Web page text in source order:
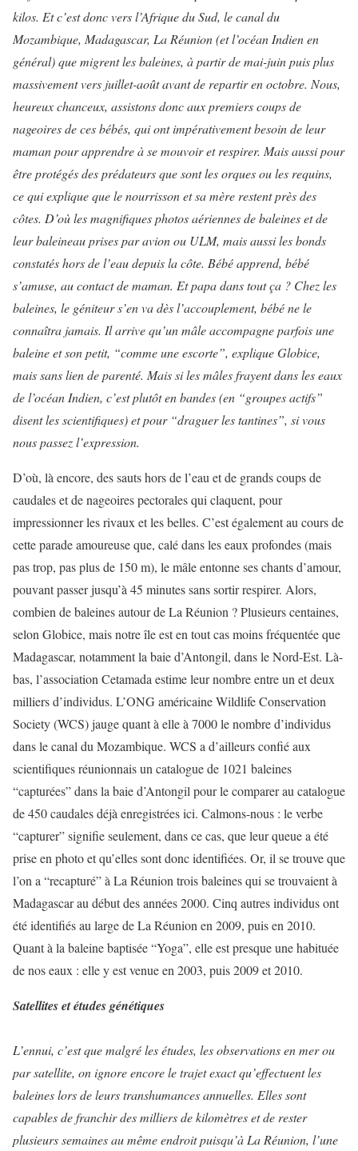
kilos. Et c’est donc vers l’Afrique du Sud, le canal du
Mozambique, Madagascar, La Réunion (et l’océan Indien en
général) que migrent les baleines, à partir de mai-juin puis plus
massivement vers juillet-août avant de repartir en octobre. Nous,
heureux chanceux, assistons donc aux premiers coups de
nageoires de ces bébés, qui ont impérativement besoin de leur
maman pour apprendre à se mouvoir et respirer. Mais aussi pour
être protégés des prédateurs que sont les orques ou les requins,
ce qui explique que le nourrisson et sa mère restent près des
côtes. D’où les magnifiques photos aériennes de baleines et de
leur baleineau prises par avion ou ULM, mais aussi les bonds
constatés hors de l’eau depuis la côte. Bébé apprend, bébé
s’amuse, au contact de maman. Et papa dans tout ça ? Chez les
baleines, le géniteur s’en va dès l’accouplement, bébé ne le
connaîtra jamais. Il arrive qu’un mâle accompagne parfois une
baleine et son petit, “comme une escorte”, explique Globice,
mais sans lien de parenté. Mais si les mâles frayent dans les eaux
de l’océan Indien, c’est plutôt en bandes (en “groupes actifs”
disent les scientifiques) et pour “draguer les tantines”, si vous
nous passez l’expression.
D’où, là encore, des sauts hors de l’eau et de grands coups de
caudales et de nageoires pectorales qui claquent, pour
impressionner les rivaux et les belles. C’est également au cours de
cette parade amoureuse que, calé dans les eaux profondes (mais
pas trop, pas plus de 150 m), le mâle entonne ses chants d’amour,
pouvant passer jusqu’à 45 minutes sans sortir respirer. Alors,
combien de baleines autour de La Réunion ? Plusieurs centaines,
selon Globice, mais notre île est en tout cas moins fréquentée que
Madagascar, notamment la baie d’Antongil, dans le Nord-Est. Là-
bas, l’association Cetamada estime leur nombre entre un et deux
milliers d’individus. L’ONG américaine Wildlife Conservation
Society (WCS) jauge quant à elle à 7000 le nombre d’individus
dans le canal du Mozambique. WCS a d’ailleurs confié aux
scientifiques réunionnais un catalogue de 1021 baleines
“capturées” dans la baie d’Antongil pour le comparer au catalogue
de 450 caudales déjà enregistrées ici. Calmons-nous : le verbe
“capturer” signifie seulement, dans ce cas, que leur queue a été
prise en photo et qu’elles sont donc identifiées. Or, il se trouve que
l’on a “recapturé” à La Réunion trois baleines qui se trouvaient à
Madagascar au début des années 2000. Cinq autres individus ont
été identifiés au large de La Réunion en 2009, puis en 2010.
Quant à la baleine baptisée “Yoga”, elle est presque une habituée
de nos eaux : elle y est venue en 2003, puis 2009 et 2010.
Satellites et études génétiques
L’ennui, c’est que malgré les études, les observations en mer ou
par satellite, on ignore encore le trajet exact qu’effectuent les
baleines lors de leurs transhumances annuelles. Elles sont
capables de franchir des milliers de kilomètres et de rester
plusieurs semaines au même endroit puisqu’à La Réunion, l’une